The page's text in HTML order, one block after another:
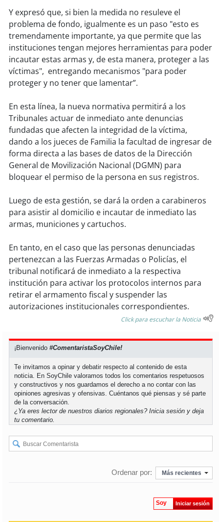
soytalcahuano
soyconcepción
soycoronel
soytemuco
soyvaldivia
soyosorno
puertomontt
chiloé
Y expresó que, si bien la medida no resuleve el
problema de fondo, igualmente es un paso "esto es
tremendamente importante, ya que permite que las
instituciones tengan mejores herramientas para poder
incautar estas armas y, de esta manera, proteger a las
víctimas", entregando mecanismos "para poder
proteger y no tener que lamentar”.
En esta línea, la nueva normativa permitirá a los
Tribunales actuar de inmediato ante denuncias
fundadas que afecten la integridad de la víctima,
dando a los jueces de Familia la facultad de ingresar de
forma directa a las bases de datos de la Dirección
General de Movilización Nacional (DGMN) para
bloquear el permiso de la persona en sus registros.
Luego de esta gestión, se dará la orden a carabineros
para asistir al domicilio e incautar de inmediato las
armas, municiones y cartuchos.
En tanto, en el caso que las personas denunciadas
pertenezcan a las Fuerzas Armadas o Policías, el
tribunal notificará de inmediato a la respectiva
institución para activar los protocolos internos para
retirar el armamento fiscal y suspender las
autorizaciones institucionales correspondientes.
Click para escuchar la Noticia
¡Bienvenido#ComentaristaSoyChile!
Te invitamos a opinar y debatir respecto al contenido de esta
noticia. En SoyChile valoramos todos los comentarios respetuosos
y constructivos y nos guardamos el derecho a no contar con las
opiniones agresivas y ofensivas. Cuéntanos qué piensas y sé parte
de la conversación.
¿Ya eres lector de nuestros diarios regionales?Inicia sesión y deja
tu comentario.
Ordenar por: Más recientes
Soy Iniciar sesión